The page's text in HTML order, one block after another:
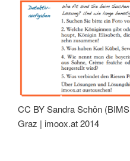
CC BY Sandra Schön
Graz | imoox.at 2014